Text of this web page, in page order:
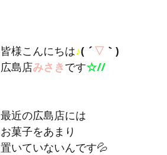
皆様こんにちは♪( ´ ▽ ｀)
広島店みさきです☆//
最近の広島店には
お菓子をあまり
置いていないんです💦